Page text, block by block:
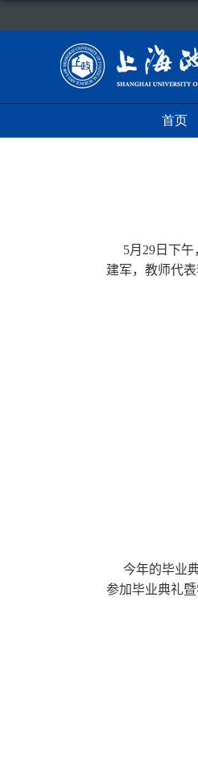
首页
5月 29 日下
建军，教师代
今年的毕业
参加毕业典礼